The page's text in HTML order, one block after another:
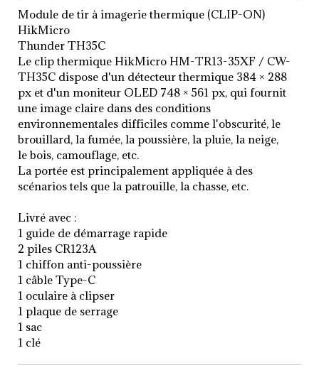
CARACTERISTIQUES
AVIS (0)
Module de tir à imagerie thermique (CLIP-ON)
HikMicro
Thunder TH35C
Le clip thermique HikMicro HM-TR13-35XF / CW-
TH35C dispose d'un détecteur thermique 384 × 288
px et d'un moniteur OLED 748 × 561 px, qui fournit
une image claire dans des conditions
environnementales difficiles comme l'obscurité, le
brouillard, la fumée, la poussière, la pluie, la neige,
le bois, camouflage, etc.
La portée est principalement appliquée à des
scénarios tels que la patrouille, la chasse, etc.
Livré avec :
1 guide de démarrage rapide
2 piles CR123A
1 chiffon anti-poussière
1 câble Type-C
1 oculaire à clipser
1 plaque de serrage
1 sac
1 clé